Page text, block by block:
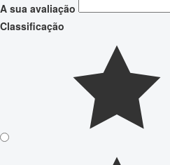
A sua avaliação
Classificação